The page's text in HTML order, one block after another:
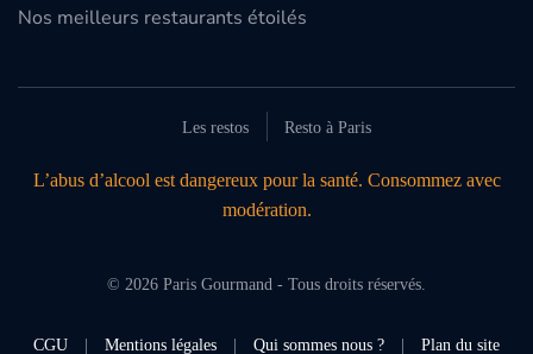
Nos meilleurs restaurants étoilés
Les restos Resto à Paris
L’abus d’alcool est dangereux pour la santé. Consommez avec
modération.
© 2026 Paris Gourmand - Tous droits réservés.
CGU Mentions légales Qui sommes nous ? Plan du site